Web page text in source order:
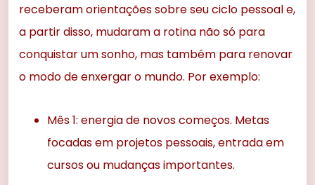
receberam orientações sobre seu ciclo pessoal e,
a partir disso, mudaram a rotina não só para
conquistar um sonho, mas também para renovar
o modo de enxergar o mundo. Por exemplo:
Mês 1: energia de novos começos. Metas
focadas em projetos pessoais, entrada em
cursos ou mudanças importantes.